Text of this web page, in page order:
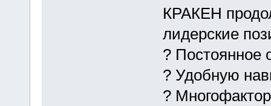
КРАКЕН
лидерские
? Постоянное
? Удобную
?